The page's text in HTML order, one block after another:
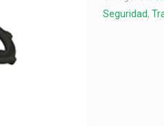
Seguridad,